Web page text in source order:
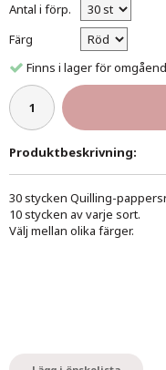
Antal i förp.
Färg
Finns i lager för
Produktbeskrivning:
30 stycken Quilling-
10 stycken av varje sort.
Välj mellan olika färger.